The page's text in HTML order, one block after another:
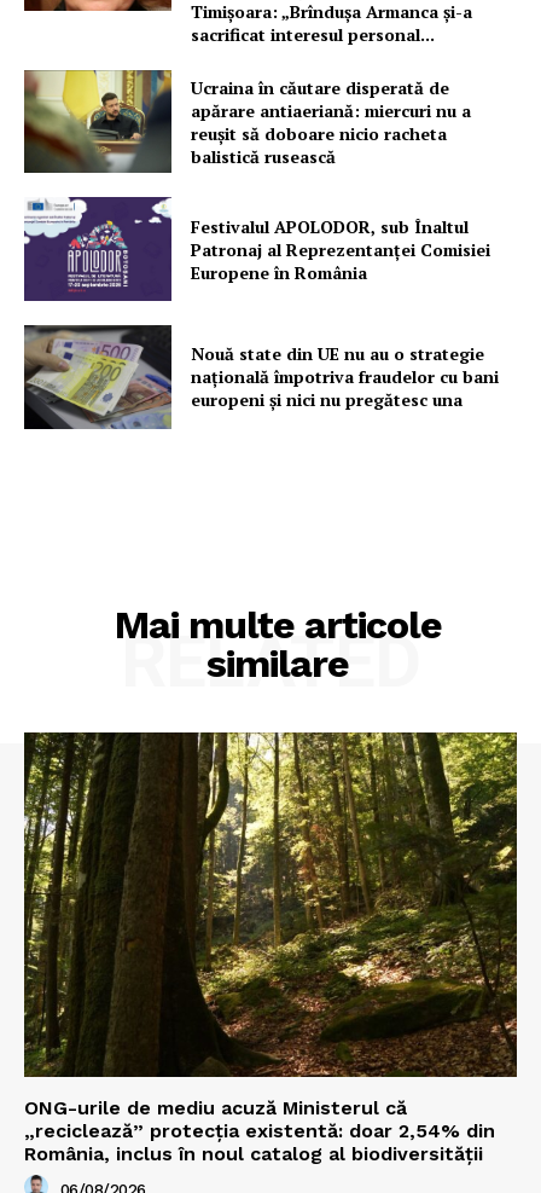
Timișoara: „Brîndușa Armanca și-a
sacrificat interesul personal...
Ucraina în căutare disperată de
apărare antiaeriană: miercuri nu a
reușit să doboare nicio racheta
balistică rusească
Festivalul APOLODOR, sub Înaltul
Patronaj al Reprezentanței Comisiei
Europene în România
Nouă state din UE nu au o strategie
națională împotriva fraudelor cu bani
europeni și nici nu pregătesc una
Mai multe articole
similare
RELATED
ONG-urile de mediu acuză Ministerul că
„reciclează” protecția existentă: doar 2,54% din
România, inclus în noul catalog al biodiversității